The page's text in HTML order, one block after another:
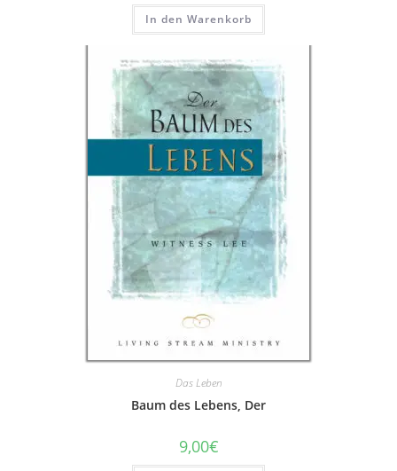
In den Warenkorb
Das Leben
Baum des Lebens, Der
9,00€